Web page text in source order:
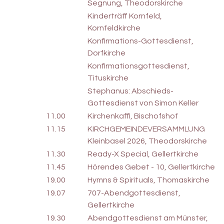
Segnung, Theodorskirche
Kinderträff Kornfeld,
Kornfeldkirche
Konfirmations-Gottesdienst,
Dorfkirche
Konfirmationsgottesdienst,
Tituskirche
Stephanus: Abschieds-
Gottesdienst von Simon Keller
11.00
Kirchenkaffi, Bischofshof
11.15
KIRCHGEMEINDEVERSAMMLUNG
Kleinbasel 2026, Theodorskirche
11.30
Ready-X Special, Gellertkirche
11.45
Hörendes Gebet - 10, Gellertkirche
19.00
Hymns & Spirituals, Thomaskirche
19.07
707-Abendgottesdienst,
Gellertkirche
19.30
Abendgottesdienst am Münster,